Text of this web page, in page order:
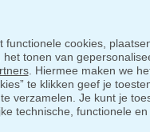
cookies,
tonen van
. Hiermee maken we
te klikken geef je
verzamelen. Je kunt je
technische, functionele